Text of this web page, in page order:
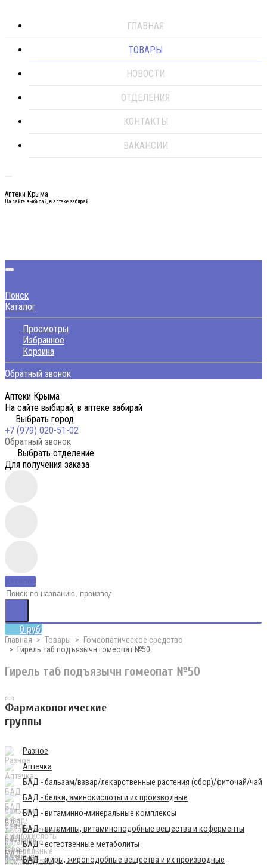
ГЛАВНАЯ
ТОВАРЫ
НОВОСТИ
ОТДЕЛЕНИЯ
КОНТАКТЫ
ВАКАНСИИ
Аптеки Крыма
На сайте выбирай, в аптеке забирай
Поиск
Каталог
Просмотры
Избранное
Корзина
Обратный звонок
Аптеки Крыма
На сайте выбирай, в аптеке забирай
Выбрать город
+7 (979) 020-51-02
Обратный звонок
Выбрать отделение
Для получения заказа
0 руб.
Главная Товары
Гомеопатическое средство
Гирель таб подъязычн гомеопат №50
Гирель таб подъязычн гомеопат №50
Фармакологические
группы
Разное
Аптечка
БАД - бальзам/взвар/лекарственные растения (сбор)/фиточай/чай
БАД - белки, аминокислоты и их производные
БАД - витаминно-минеральные комплексы
БАД - витамины, витаминоподобные вещества и коферменты
БАД - естественные метаболиты
БАД - жиры, жироподобные вещества и их производные